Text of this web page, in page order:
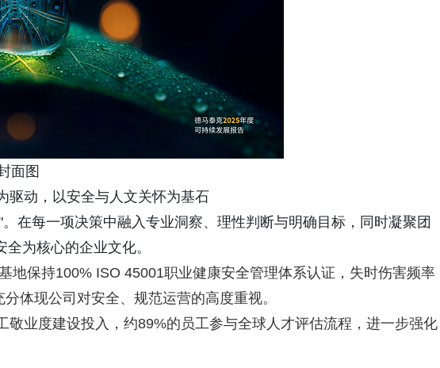
面图
驱动，以安全与人文关怀为基石
在每一项决策中融入专业洞察、理性判断与明确目标，同时凝聚团
为核心的企业文化。
地保持100% ISO 45001职业健康安全管理体系认证，失时伤害频率
体现公司对安全、规范运营的高度重视。
敬业度建设投入，约89%的员工参与全球人才评估流程，进一步强化